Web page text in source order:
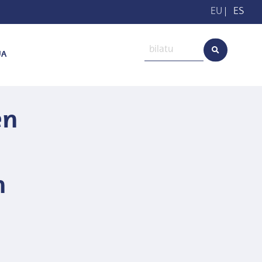
EU ES